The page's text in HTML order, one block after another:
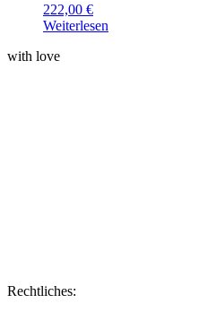
222,00 €
Weiterlesen
with love
Rechtliches: